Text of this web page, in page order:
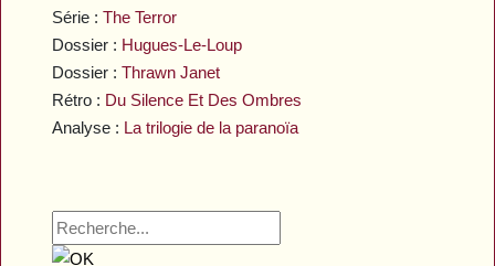
Série :The Terror
Dossier : Hugues-Le-Loup
Dossier :Thrawn Janet
Rétro : Du Silence Et Des Ombres
Analyse : La trilogie de la paranoïa